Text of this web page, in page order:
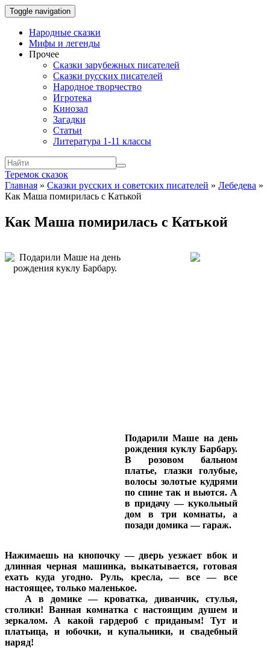
Toggle navigation
Народные сказки
Мифы и легенды
Прочее
Сказки зарубежных писателей
Сказки русских писателей
Народное творчество
Игротека
Кинозал
Загадки
Статьи
Литература 1-11 классы
Теремок сказок
Главная » Сказки русских и советских писателей » Лебедева »
Как Маша помирилась с Катькой
Как Маша помирилась с Катькой
Подарили Маше на день
рождения куклу Барбару.
В розовом бальном
платье, глазки голубые,
волосы золотые кудрями
по спине так и вьются. А
в придачу — кукольный
дом в три комнаты, а
позади домика — гараж.
Нажимаешь на кнопочку — дверь уезжает вбок и
длинная черная машинка, выкатывается, готовая
ехать куда угодно. Руль, кресла, — все — все
настоящее, только маленькое.
А в домике — кроватка, диванчик, стулья,
столики! Ванная комнатка с настоящим душем и
зеркалом. А какой гардероб с приданым! Тут и
платьица, и юбочки, и купальники, и свадебный
наряд!